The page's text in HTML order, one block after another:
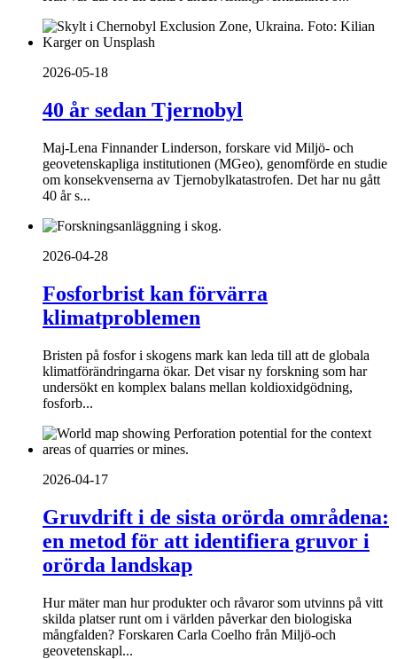
2026-05-18
40 år sedan Tjernobyl
Maj-Lena Finnander Linderson, forskare vid Miljö- och
geovetenskapliga institutionen (MGeo), genomförde en studie
om konsekvenserna av Tjernobylkatastrofen. Det har nu gått
40 år s...
2026-04-28
Fosforbrist kan förvärra
klimatproblemen
Bristen på fosfor i skogens mark kan leda till att de globala
klimatförändringarna ökar. Det visar ny forskning som har
undersökt en komplex balans mellan koldioxidgödning,
fosforb...
2026-04-17
Gruvdrift i de sista orörda områdena:
en metod för att identifiera gruvor i
orörda landskap
Hur mäter man hur produkter och råvaror som utvinns på vitt
skilda platser runt om i världen påverkar den biologiska
mångfalden? Forskaren Carla Coelho från Miljö-och
geovetenskapl...